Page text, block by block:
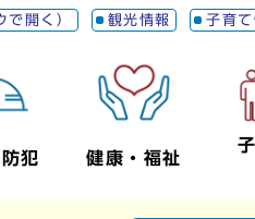
で開く） 観光情報 子育て
犯 健康・福祉